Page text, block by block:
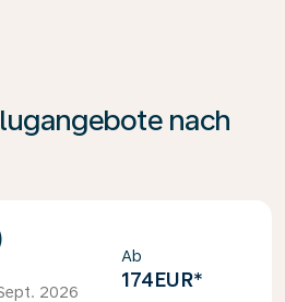
nach
2026
Ab
174EUR*